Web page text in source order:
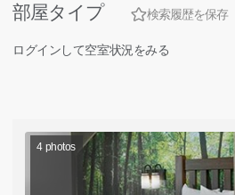
部屋タイプ 検索履歴を保存
ログインして空室状況をみる
4 photos